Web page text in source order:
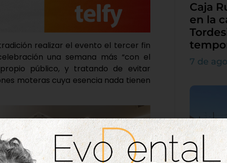
realizar el evento el tercer fin
una semana más “con el
público, y tratando de evitar
moteras cuya esencia nada tienen
Caja
en la
7 de